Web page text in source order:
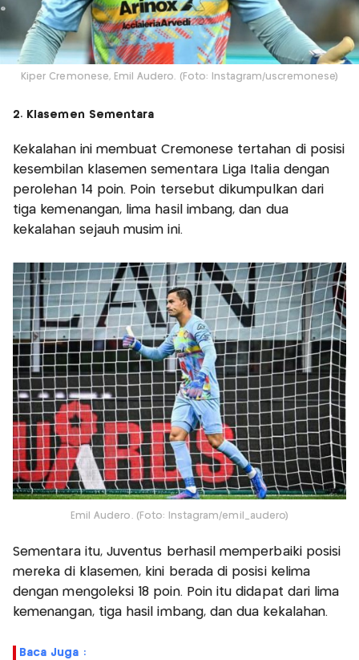
Kiper Cremonese, Emil Audero. (Foto: Instagram/uscremonese)
2. Klasemen Sementara
Kekalahan ini membuat Cremonese tertahan di posisi
kesembilan klasemen sementara Liga Italia dengan
perolehan 14 poin. Poin tersebut dikumpulkan dari
tiga kemenangan, lima hasil imbang, dan dua
kekalahan sejauh musim ini.
Emil Audero. (Foto: Instagram/emil_audero)
Sementara itu, Juventus berhasil memperbaiki posisi
mereka di klasemen, kini berada di posisi kelima
dengan mengoleksi 18 poin. Poin itu didapat dari lima
kemenangan, tiga hasil imbang, dan dua kekalahan.
Baca Juga :